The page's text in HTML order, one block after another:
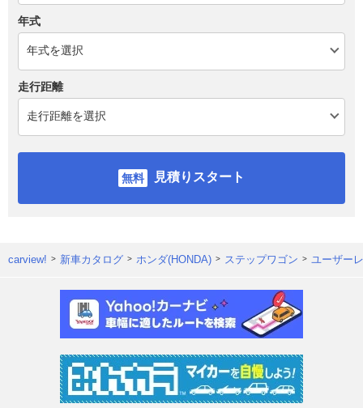
年式
走行距離
見積りスタート
carview! 新車カタログ ホンダ(HONDA) ステップワゴン ユーザー